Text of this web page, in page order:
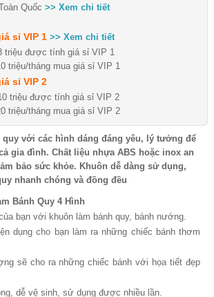
Quốc >> Xem chi tiết
sỉ VIP 1 >> Xem chi tiết
triệu được tính giá sỉ VIP 1
triệu/tháng mua giá sỉ VIP 1
sỉ VIP 2
triệu được tính giá sỉ VIP 2
triệu/tháng mua giá sỉ VIP 2
quy với các hình dáng đáng yêu, lý tưởng để
gia đình. Chất liệu nhựa ABS hoặc inox an
bảo sức khỏe. Khuôn dễ dàng sử dụng,
nhanh chóng và đồng đều
Bánh Quy 4 Hình
bạn với khuôn làm bánh quy, bánh nướng.
dụng cho bạn làm ra những chiếc bánh thơm
sẽ cho ra những chiếc bánh với họa tiết đẹp
dễ vệ sinh, sử dụng được nhiều lần.